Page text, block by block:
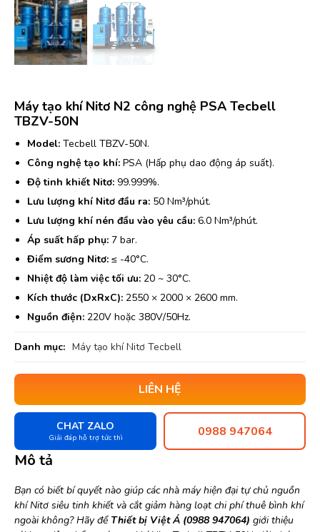
Máy tạo khí Nitơ N2 công nghệ PSA Tecbell
TBZV-50N
Model: Tecbell TBZV-50N.
Công nghệ tạo khí: PSA (Hấp phụ dao động áp suất).
Độ tinh khiết Nitơ: 99.999%.
Lưu lượng khí Nitơ đầu ra: 50 Nm³/phút.
Lưu lượng khí nén đầu vào yêu cầu: 6.0 Nm³/phút.
Áp suất hấp phụ: 7 bar.
Điểm sương Nitơ: ≤ -40°C.
Nhiệt độ làm việc tối ưu: 20 ~ 30°C.
Kích thước (DxRxC): 2550 × 2000 × 2600 mm.
Nguồn điện: 220V hoặc 380V/50Hz.
Danh mục: Máy tạo khí Nitơ Tecbell
LIÊN HỆ
CHAT ZALO
Giải đáp hỗ trợ tức thì 0988 947064
Mô tả
Bạn có biết bí quyết nào giúp các nhà máy hiện đại tự chủ nguồn
khí Nitơ siêu tinh khiết và cắt giảm hàng loạt chi phí thuê bình khí
ngoài không? Hãy để Thiết bị Việt Á (0988 947064) giới thiệu